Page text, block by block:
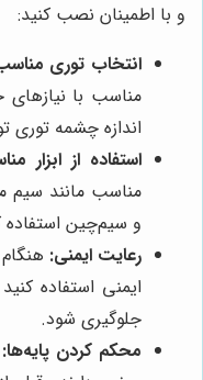
و با اطمینان نصب کنید:
انتخاب توری
مناسب با نیازهای
اندازه چشمه توری
استفاده از ابزار
مناسب مانند سیم
و سیم‌چین استفاده
رعایت ایمنی:
ایمنی استفاده
جلوگیری شود.
محکم کردن پایه‌ها: